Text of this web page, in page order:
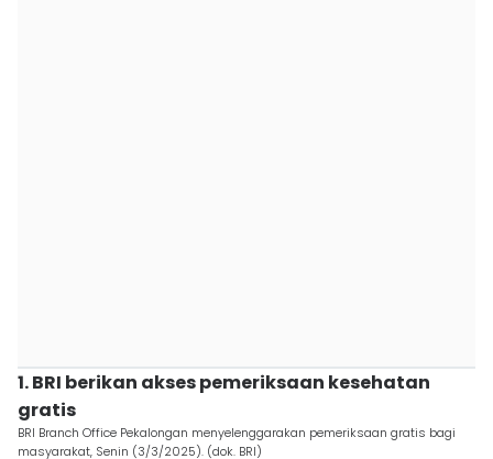
1. BRI berikan akses pemeriksaan kesehatan
gratis
BRI Branch Office Pekalongan menyelenggarakan pemeriksaan gratis bagi
masyarakat, Senin (3/3/2025). (dok. BRI)